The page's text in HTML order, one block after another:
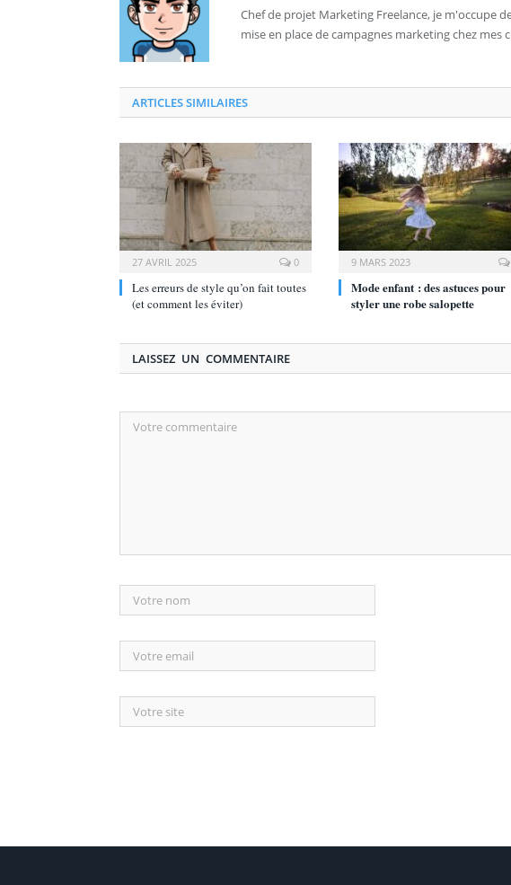
Chef de projet Marketing Freelance, je m'occupe
mise en place de campagnes marketing chez mes
ARTICLES SIMILAIRES
27 AVRIL 2025 0
Les erreurs de style qu’on fait toutes
(et comment les éviter)
9 MARS 2023
Mode enfant : des astuces pour
styler une robe salopette
LAISSEZ UN COMMENTAIRE